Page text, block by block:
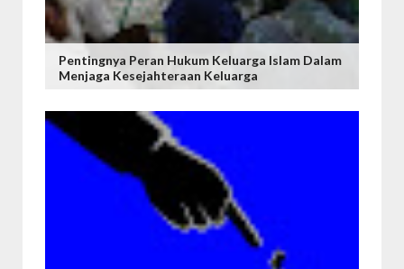
Pentingnya Peran Hukum Keluarga Islam Dalam
Menjaga Kesejahteraan Keluarga